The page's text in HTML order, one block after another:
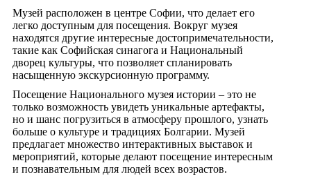
Музей расположен в центре Софии, что делает его
легко доступным для посещения. Вокруг музея
находятся другие интересные достопримечательности,
такие как Софийская синагога и Национальный
дворец культуры, что позволяет спланировать
насыщенную экскурсионную программу.
Посещение Национального музея истории – это не
только возможность увидеть уникальные артефакты,
но и шанс погрузиться в атмосферу прошлого, узнать
больше о культуре и традициях Болгарии. Музей
предлагает множество интерактивных выставок и
мероприятий, которые делают посещение интересным
и познавательным для людей всех возрастов.